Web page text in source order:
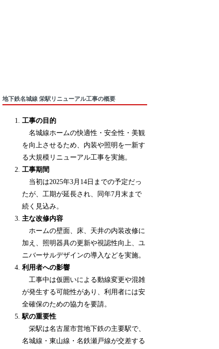
地下鉄名城線 栄駅リニューアル工事の概要
工事の目的
名城線ホームの快適性・安全性・美観
を向上させるため、内装や照明を一新す
る大規模リニューアル工事を実施。
工事期間
当初は2025年3月14日までの予定だっ
たが、工期が延長され、同年7月末まで
続く見込み。
主な改修内容
ホームの壁面、床、天井の内装改修に
加え、照明器具の更新や視認性向上、ユ
ニバーサルデザインの導入などを実施。
利用者への影響
工事中は仮囲いによる動線変更や混雑
が発生する可能性があり、利用者には安
全確保のための協力を要請。
駅の重要性
栄駅は名古屋市営地下鉄の主要駅で、
名城線・東山線・名鉄瀬戸線が交差する